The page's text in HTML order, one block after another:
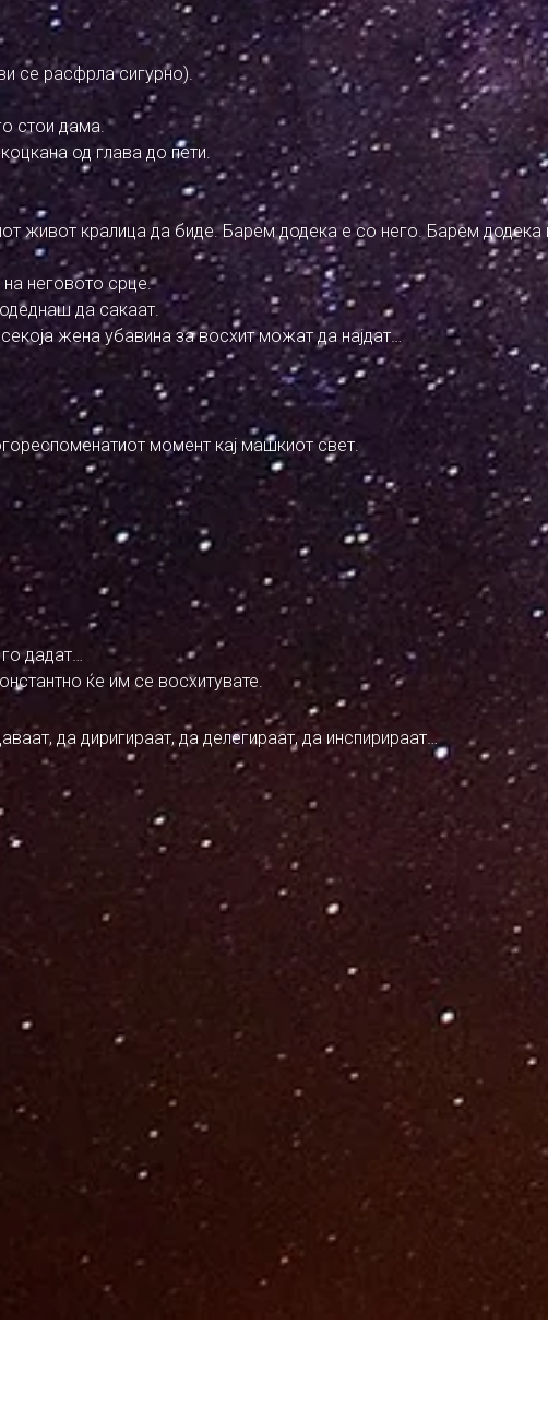
се расфрла сигурно).
стои дама.
од глава до пети.
живот кралица да биде. Барем додека е со него. Барем додека
неговото срце.
да сакаат.
жена убавина за восхит можат да најдат…
момент кај машкиот свет.
дадат…
ќе им се восхитувате.
да диригираат, да делегираат, да инспирираат…